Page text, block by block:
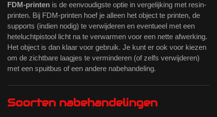
FDM-printen is de eenvoudigste optie in vergelijking met resin-
printen. Bij FDM-printen hoef je alleen het object te printen, de
supports (indien nodig) te verwijderen en eventueel met een
heteluchtpistool licht na te verwarmen voor een nette afwerking.
Het object is dan klaar voor gebruik. Je kunt er ook voor kiezen
om de zichtbare laagjes te verminderen (of zelfs verwijderen)
met een spuitbus of een andere nabehandeling.
Soorten nabehandelingen